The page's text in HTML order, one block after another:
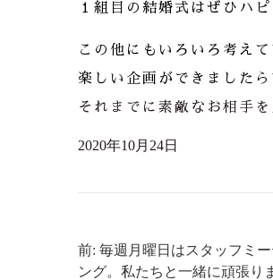
１組目の結婚式はぜひハ
この他にもいろいろ考え
楽しい企画ができました
それまでに素敵なお相手
2020年10月24日
前: 毎週月曜日はスタッフミー
ング。私たちと一緒に頑張り